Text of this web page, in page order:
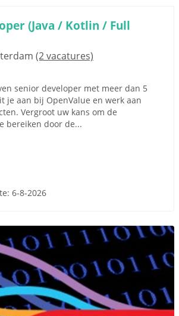
(Java / Kotlin / Full
(2 vacatures)
senior developer met meer dan 5
je aan bij OpenValue en werk aan
Vergroot uw kans om de
bereiken door de...
6-8-2026